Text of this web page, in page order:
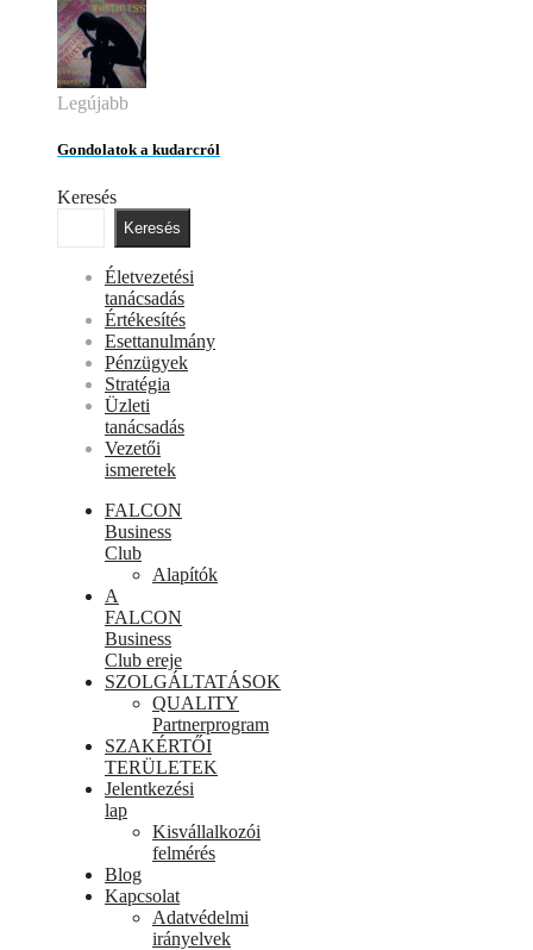
Legújabb
Gondolatok a kudarcról
Keresés
Keresés
Életvezetési
tanácsadás
Értékesítés
Esettanulmány
Pénzügyek
Stratégia
Üzleti
tanácsadás
Vezetői
ismeretek
FALCON
Business
Club
Alapítók
A
FALCON
Business
Club ereje
SZOLGÁLTATÁSOK
QUALITY
Partnerprogram
SZAKÉRTŐI
TERÜLETEK
Jelentkezési
lap
Kisvállalkozói
felmérés
Blog
Kapcsolat
Adatvédelmi
irányelvek